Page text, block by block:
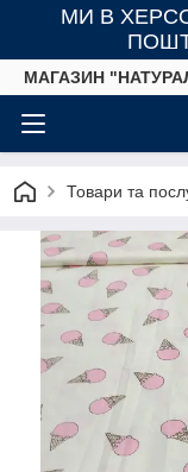
МИ В
МАГАЗИН
Товари та